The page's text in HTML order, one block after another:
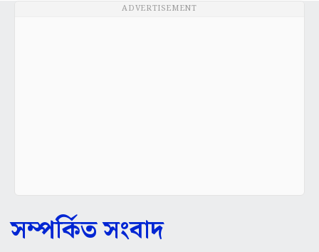
ADVERTISEMENT
সম্পর্কিত সংবাদ